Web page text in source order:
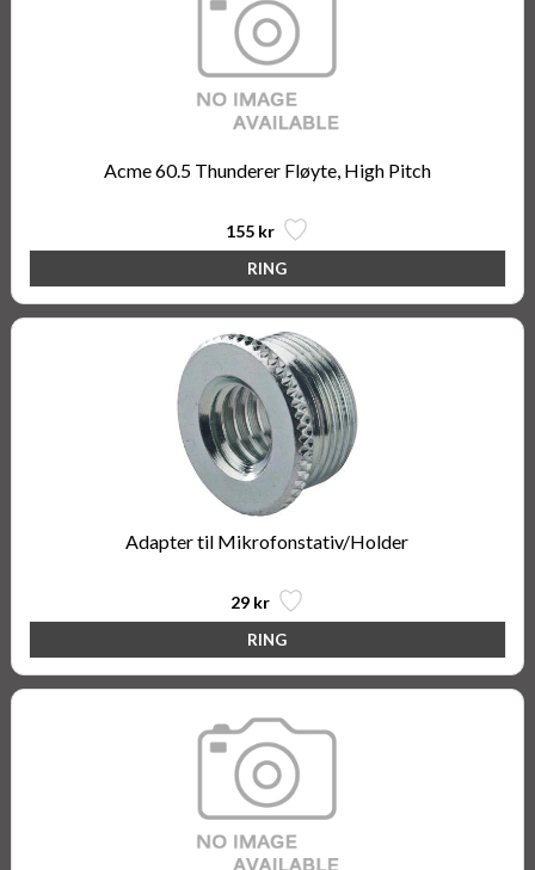
Acme 60.5 Thunderer Fløyte, High Pitch
155 kr
Adapter til Mikrofonstativ/Holder
29 kr